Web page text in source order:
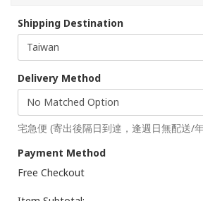
Shipping Destination
Delivery Method
宅急便 (寄出後隔日到達，逢週日無配送/
Payment Method
Free Checkout